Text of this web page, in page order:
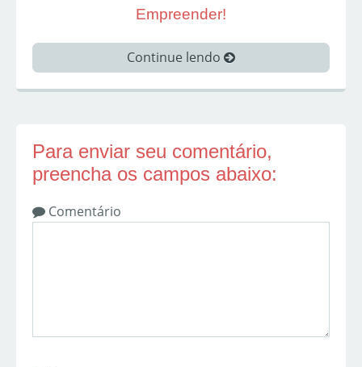
Empreender!
Continue lendo
Para enviar seu comentário,
preencha os campos abaixo:
Comentário